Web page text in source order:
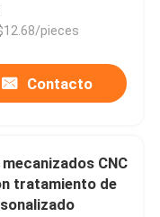
pieces
Contacto
CNC
tratamiento de